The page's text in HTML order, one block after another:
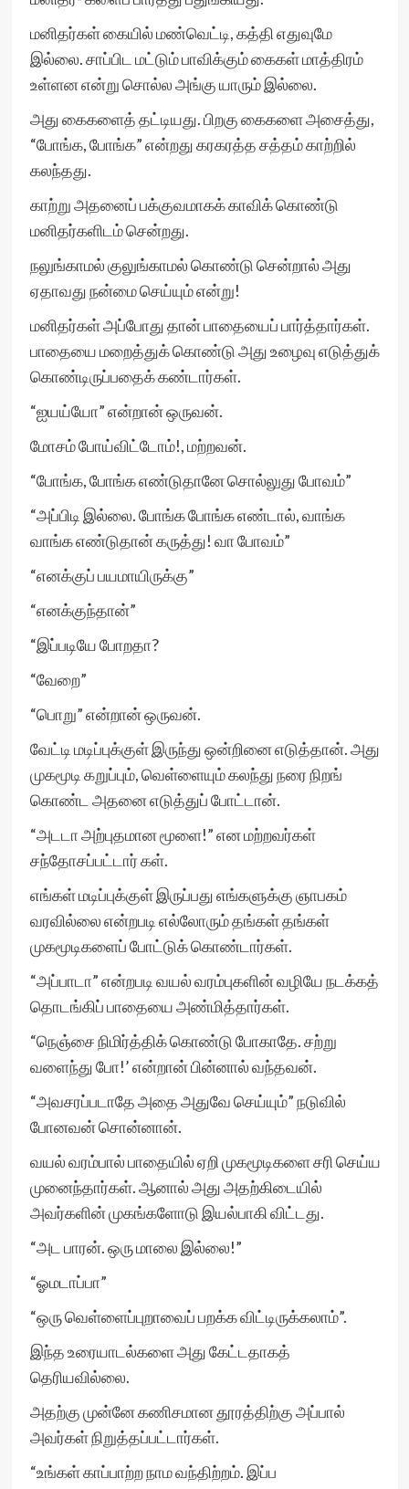
மனிதர்கள் கையில் மண்வெட்டி, கத்தி எதுவுமே
இல்லை. சாப்பிட மட்டும் பாவிக்கும் கைகள் மாத்திரம்
உள்ளன என்று சொல்ல அங்கு யாரும் இல்லை.
அது கைகளைத் தட்டியது. பிறகு கைகளை அசைத்து,
“போங்க, போங்க” என்றது கரகரத்த சத்தம் காற்றில்
கலந்தது.
காற்று அதனைப் பக்குவமாகக் காவிக் கொண்டு
மனிதர்களிடம் சென்றது.
நலுங்காமல் குலுங்காமல் கொண்டு சென்றால் அது
ஏதாவது நன்மை செய்யும் என்று!
மனிதர்கள் அப்போது தான் பாதையைப் பார்த்தார்கள்.
பாதையை மறைத்துக் கொண்டு அது உழைவு எடுத்துக்
கொண்டிருப்பதைக் கண்டார்கள்.
“ஐயய்யோ” என்றான் ஒருவன்.
மோசம் போய்விட்டோம்!, மற்றவன்.
“போங்க, போங்க எண்டுதானே சொல்லுது போவம்”
“அப்பிடி இல்லை. போங்க போங்க எண்டால், வாங்க
வாங்க எண்டுதான் கருத்து! வா போவம்”
“எனக்குப் பயமாயிருக்கு”
“எனக்குந்தான்”
“இப்படியே போறதா?
“வேறை”
“பொறு” என்றான் ஒருவன்.
வேட்டி மடிப்புக்குள் இருந்து ஒன்றினை எடுத்தான். அது
முகமூடி கறுப்பும், வெள்ளையும் கலந்து நரை நிறங்
கொண்ட அதனை எடுத்துப் போட்டான்.
“அடடா அற்புதமான மூளை!” என மற்றவர்கள்
சந்தோசப்பட்டார் கள்.
எங்கள் மடிப்புக்குள் இருப்பது எங்களுக்கு ஞாபகம்
வரவில்லை என்றபடி எல்லோரும் தங்கள் தங்கள்
முகமூடிகளைப் போட்டுக் கொண்டார்கள்.
“அப்பாடா” என்றபடி வயல் வரம்புகளின் வழியே நடக்கத்
தொடங்கிப் பாதையை அண்மித்தார்கள்.
“நெஞ்சை நிமிர்த்திக் கொண்டு போகாதே. சற்று
வளைந்து போ!’ என்றான் பின்னால் வந்தவன்.
“அவசரப்படாதே அதை அதுவே செய்யும்” நடுவில்
போனவன் சொன்னான்.
வயல் வரம்பால் பாதையில் ஏறி முகமூடிகளை சரி செய்ய
முனைந்தார்கள். ஆனால் அது அதற்கிடையில்
அவர்களின் முகங்களோடு இயல்பாகி விட்டது.
“அட பாரன். ஒரு மாலை இல்லை!”
“ஓமடாப்பா”
“ஒரு வெள்ளைப்புறாவைப் பறக்க விட்டிருக்கலாம்”.
இந்த உரையாடல்களை அது கேட்டதாகத்
தெரியவில்லை.
அதற்கு முன்னே கணிசமான தூரத்திற்கு அப்பால்
அவர்கள் நிறுத்தப்பட்டார்கள்.
“உங்கள் காப்பாற்ற நாம வந்திற்றம். இப்ப